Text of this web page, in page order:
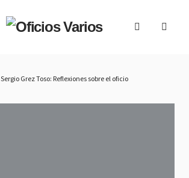
Sergio Grez Toso: Reflexiones sobre el oficio